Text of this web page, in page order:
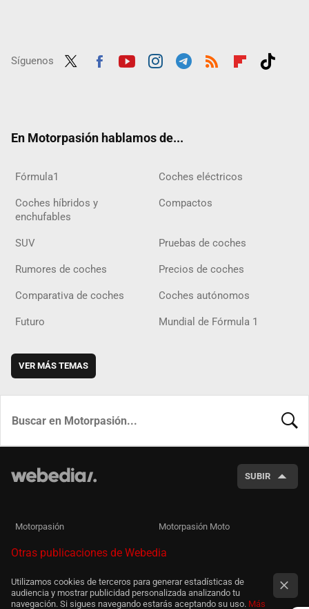
Síguenos
En Motorpasión hablamos de...
Fórmula1 Coches eléctricos
Coches híbridos y
enchufables
Compactos
SUV Pruebas de coches
Rumores de coches Precios de coches
Comparativa de coches Coches autónomos
Futuro Mundial de Fórmula 1
VER MÁS TEMAS
SUBIR
Motorpasión Motorpasión Moto
Otras publicaciones de Webedia
Utilizamos cookies de terceros para generar estadísticas de
audiencia y mostrar publicidad personalizada analizando tu
navegación. Si sigues navegando estarás aceptando su uso. Más